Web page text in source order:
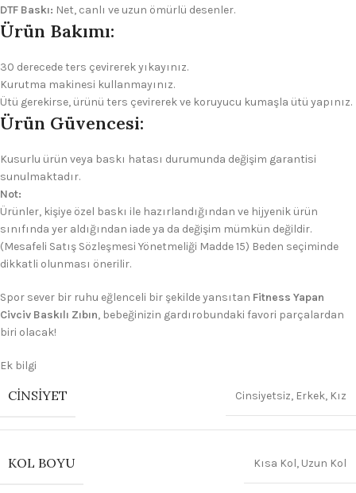
DTF Baskı: Net, canlı ve uzun ömürlü desenler.
Ürün Bakımı:
30 derecede ters çevirerek yıkayınız.
Kurutma makinesi kullanmayınız.
Ütü gerekirse, ürünü ters çevirerek ve koruyucu kumaşla ütü yapınız.
Ürün Güvencesi:
Kusurlu ürün veya baskı hatası durumunda değişim garantisi
sunulmaktadır.
Not:
Ürünler, kişiye özel baskı ile hazırlandığından ve hijyenik ürün
sınıfında yer aldığından iade ya da değişim mümkün değildir.
(Mesafeli Satış Sözleşmesi Yönetmeliği Madde 15) Beden seçiminde
dikkatli olunması önerilir.
Spor sever bir ruhu eğlenceli bir şekilde yansıtan Fitness Yapan
Civciv Baskılı Zıbın, bebeğinizin gardırobundaki favori parçalardan
biri olacak!
Ek bilgi
CINSIYET Cinsiyetsiz, Erkek, Kız
KOL BOYU Kısa Kol, Uzun Kol